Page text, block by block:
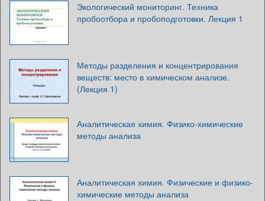
Экологический мониторинг. Техника
пробоотбора и пробоподготовки. Лекция 1
Методы разделения и концентрирования
веществ: место в химическом анализе.
(Лекция 1)
Аналитическая химия. Физико-химические
методы анализа
Аналитическая химия. Физические и физико-
химические методы анализа